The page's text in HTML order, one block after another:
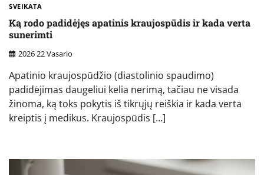
SVEIKATA
Ką rodo padidėjęs apatinis kraujospūdis ir kada verta
sunerimti
2026 22 Vasario
Apatinio kraujospūdžio (diastolinio spaudimo)
padidėjimas daugeliui kelia nerimą, tačiau ne visada
žinoma, ką toks pokytis iš tikrųjų reiškia ir kada verta
kreiptis į medikus. Kraujospūdis […]